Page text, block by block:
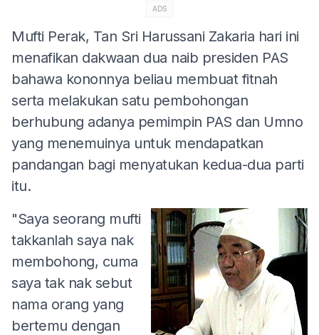
ADS
Mufti Perak, Tan Sri Harussani Zakaria hari ini
menafikan dakwaan dua naib presiden PAS
bahawa kononnya beliau membuat fitnah
serta melakukan satu pembohongan
berhubung adanya pemimpin PAS dan Umno
yang menemuinya untuk mendapatkan
pandangan bagi menyatukan kedua-dua parti
itu.
"Saya seorang mufti
takkanlah saya nak
membohong, cuma
saya tak nak sebut
nama orang yang
bertemu dengan